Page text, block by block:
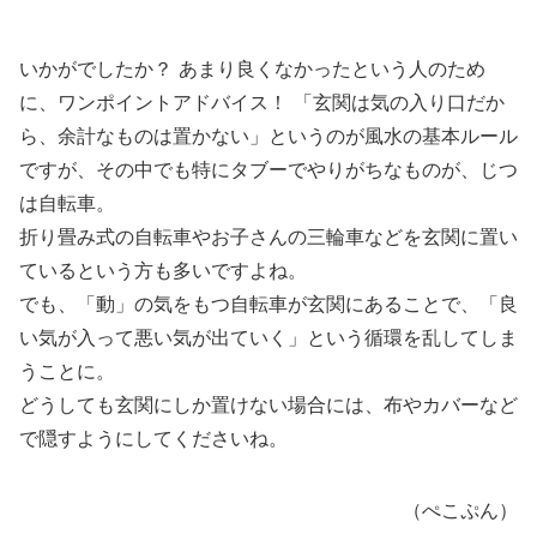
いかがでしたか？ あまり良くなかったという人のため
に、ワンポイントアドバイス！ 「玄関は気の入り口だか
ら、余計なものは置かない」というのが風水の基本ルール
ですが、その中でも特にタブーでやりがちなものが、じつ
は自転車。
折り畳み式の自転車やお子さんの三輪車などを玄関に置い
ているという方も多いですよね。
でも、「動」の気をもつ自転車が玄関にあることで、「良
い気が入って悪い気が出ていく」という循環を乱してしま
うことに。
どうしても玄関にしか置けない場合には、布やカバーなど
で隠すようにしてくださいね。
（ぺこぷん）